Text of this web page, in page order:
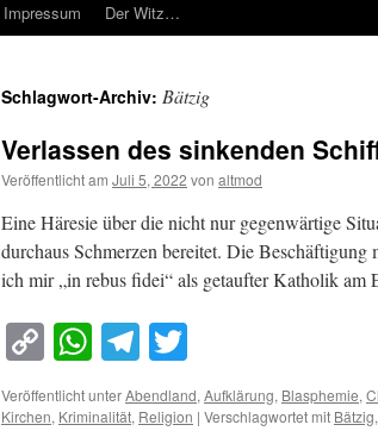
Impressum
Der Witz…
Schlagwort-Archiv: Bätzig
Verlassen des sinkenden
Veröffentlicht am Juli 5, 2022 von altmod
Eine Häresie über die nicht nur gegenwärtige
durchaus Schmerzen bereitet. Die
ich mir „in rebus fidei“ als getaufter Katholik am
Copy
Link
WhatsApp
Telegram
Veröffentlicht unterAbendland,Aufklärung, Blasphemie,
Kirchen, Kriminalität, Religion | Verschlagwortet mit Bätzig,